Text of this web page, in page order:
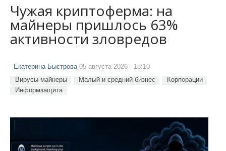
Чужая криптоферма: на
майнеры пришлось 63%
активности зловредов
Екатерина Быстрова 05 августа 2026 - 18:10
Вирусы-майнеры Малый и средний бизнес
Корпорации
Информзащита